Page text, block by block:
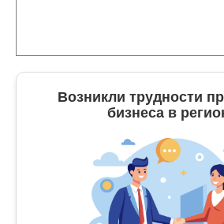
Возникли трудности
бизнеса в